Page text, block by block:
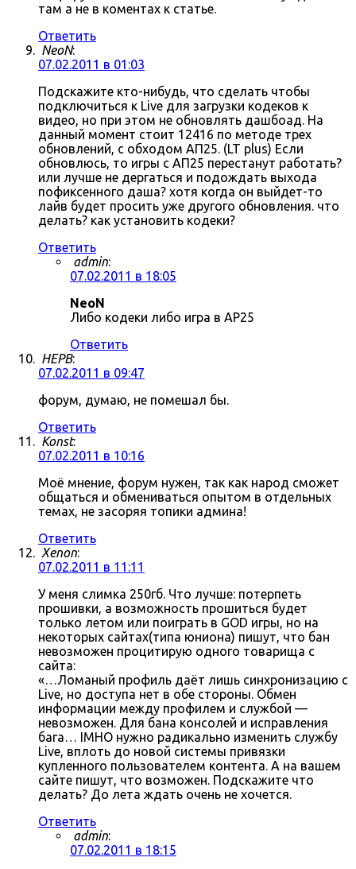
там а не в коментах к статье.
Ответить
NeoN:
07.02.2011 в 01:03
Подскажите кто-нибудь, что сделать чтобы
подключиться к Live для загрузки кодеков к
видео, но при этом не обновлять дашбоад. На
данный момент стоит 12416 по методе трех
обновлений, с обходом АП25. (LT plus) Если
обновлюсь, то игры с АП25 перестанут работать?
или лучше не дергаться и подождать выхода
пофиксенного даша? хотя когда он выйдет-то
лайв будет просить уже другого обновления. что
делать? как установить кодеки?
Ответить
admin:
07.02.2011 в 18:05
NeoN
Либо кодеки либо игра в AP25
Ответить
HEPB:
07.02.2011 в 09:47
форум, думаю, не помешал бы.
Ответить
Konst:
07.02.2011 в 10:16
Моё мнение, форум нужен, так как народ сможет
общаться и обмениваться опытом в отдельных
темах, не засоряя топики админа!
Ответить
Xenon:
07.02.2011 в 11:11
У меня слимка 250гб. Что лучше: потерпеть
прошивки, а возможность прошиться будет
только летом или поиграть в GOD игры, но на
некоторых сайтах(типа юниона) пишут, что бан
невозможен процитирую одного товарища с
сайта:
«…Ломаный профиль даёт лишь синхронизацию с
Live, но доступа нет в обе стороны. Обмен
информации между профилем и службой —
невозможен. Для бана консолей и исправления
бага… IMHO нужно радикально изменить службу
Live, вплоть до новой системы привязки
купленного пользователем контента. А на вашем
сайте пишут, что возможен. Подскажите что
делать? До лета ждать очень не хочется.
Ответить
admin:
07.02.2011 в 18:15